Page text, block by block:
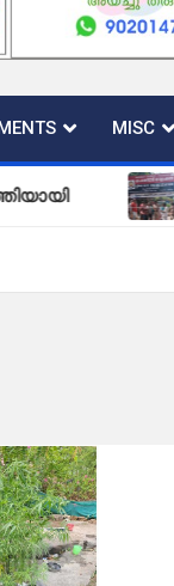
MISC
പുതിയ